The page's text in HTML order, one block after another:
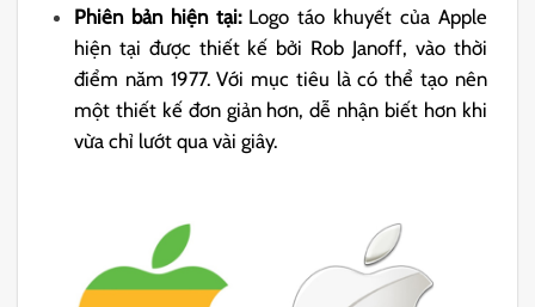
Phiên bản hiện tại:Logo táo khuyết của Apple
hiện tại được thiết kế bởi Rob Janoff, vào thời
điểm năm 1977. Với mục tiêu là có thể tạo nên
một thiết kế đơn giản hơn, dễ nhận biết hơn khi
vừa chỉ lướt qua vài giây.